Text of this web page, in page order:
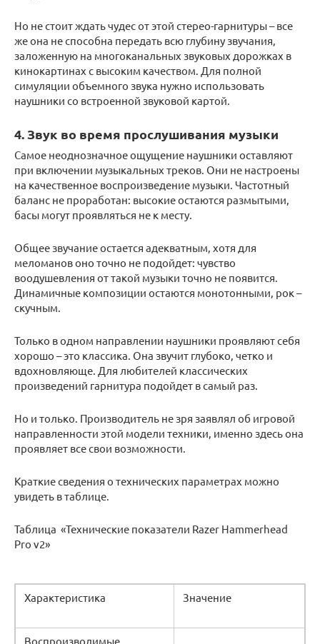
Но не стоит ждать чудес от этой стерео-гарнитуры – все
же она не способна передать всю глубину звучания,
заложенную на многоканальных звуковых дорожках в
кинокартинах с высоким качеством. Для полной
симуляции объемного звука нужно использовать
наушники со встроенной звуковой картой.
4. Звук во время прослушивания музыки
Самое неоднозначное ощущение наушники оставляют
при включении музыкальных треков. Они не настроены
на качественное воспроизведение музыки. Частотный
баланс не проработан: высокие остаются размытыми,
басы могут проявляться не к месту.
Общее звучание остается адекватным, хотя для
меломанов оно точно не подойдет: чувство
воодушевления от такой музыки точно не появится.
Динамичные композиции остаются монотонными, рок –
скучным.
Только в одном направлении наушники проявляют себя
хорошо – это классика. Она звучит глубоко, четко и
вдохновляюще. Для любителей классических
произведений гарнитура подойдет в самый раз.
Но и только. Производитель не зря заявлял об игровой
направленности этой модели техники, именно здесь она
проявляет все свои возможности.
Краткие сведения о технических параметрах можно
увидеть в таблице.
Таблица «Технические показатели Razer Hammerhead
Pro v2»
Характеристика Значение
Воспроизводимые